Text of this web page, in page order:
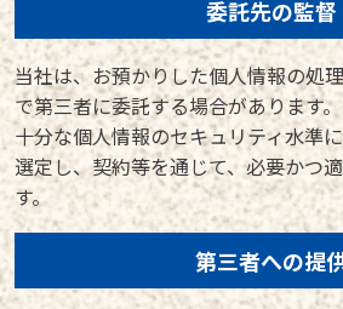
委託先の監督
当社は、お預かりした個人情報の処
で第三者に委託する場合があります
十分な個人情報のセキュリティ水準
選定し、契約等を通じて、必要かつ
す。
第三者への提